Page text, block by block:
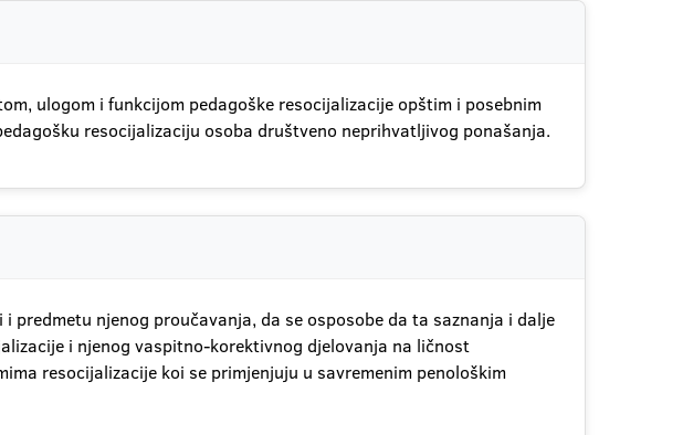
ulogom i funkcijom pedagoške resocijalizacije opštim i posebnim
resocijalizaciju osoba društveno neprihvatljivog ponašanja.
njenog proučavanja, da se osposobe da ta saznanja i dalje
i njenog vaspitno-korektivnog djelovanja na ličnost
resocijalizacije koi se primjenjuju u savremenim penološkim